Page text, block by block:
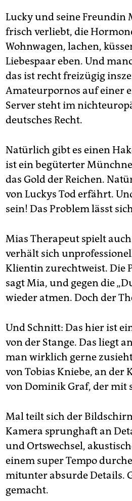
Lucky und seine Freundin
frisch verliebt, die
Wohnwagen, lachen,
Liebespaar eben. Und
das ist recht freizügig
Amateurpornos auf einer
Server steht im
deutsches Recht.
Natürlich gibt es einen
ist ein begüterter
das Gold der Reichen.
von Luckys Tod erfährt.
sein! Das Problem lässt
Mias Therapeut spielt
verhält sich
Klientin zurechtweist. Die
sagt Mia, und gegen die
wieder atmen. Doch der
Und Schnitt: Das hier ist
von der Stange. Das liegt
man wirklich gerne
von Tobias Kniebe, an der
von Dominik Graf, der
Mal teilt sich der
Kamera sprunghaft an
und Ortswechsel,
einem super Tempo
mitunter absurde Details.
gemacht.